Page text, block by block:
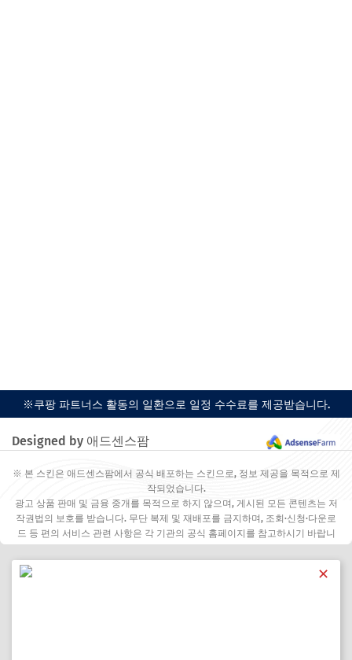
※쿠팡 파트너스 활동의 일환으로 일정 수수료를 제공받습니다.
Designed by 애드센스팜
※ 본 스킨은 애드센스팜에서 공식 배포하는 스킨으로, 정보 제공을 목적으로 제
작되었습니다.
광고 상품 판매 및 금융 중개를 목적으로 하지 않으며, 게시된 모든 콘텐츠는 저
작권법의 보호를 받습니다. 무단 복제 및 재배포를 금지하며, 조회·신청·다운로
드 등 편의 서비스 관련 사항은 각 기관의 공식 홈페이지를 참고하시기 바랍니
✕